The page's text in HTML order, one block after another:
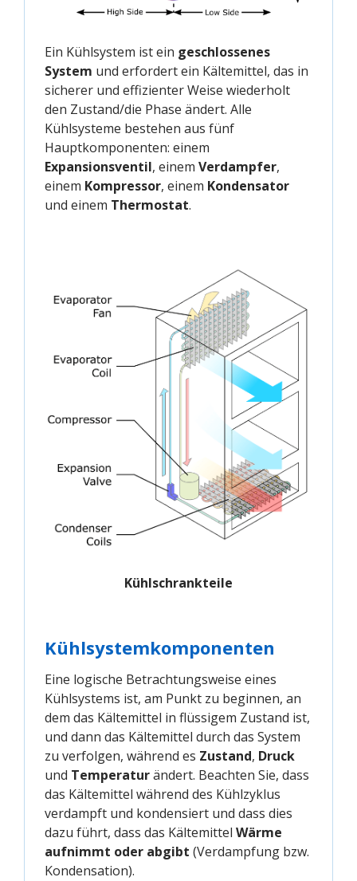
Ein Kühlsystem ist ein geschlossenes
System und erfordert ein Kältemittel, das in
sicherer und effizienter Weise wiederholt
den Zustand/die Phase ändert. Alle
Kühlsysteme bestehen aus fünf
Hauptkomponenten: einem
Expansionsventil, einem Verdampfer,
einem Kompressor, einem Kondensator
und einem Thermostat.
Kühlschrankteile
Kühlsystemkomponenten
Eine logische Betrachtungsweise eines
Kühlsystems ist, am Punkt zu beginnen, an
dem das Kältemittel in flüssigem Zustand ist,
und dann das Kältemittel durch das System
zu verfolgen, während es Zustand, Druck
und Temperaturändert. Beachten Sie, dass
das Kältemittel während des Kühlzyklus
verdampft und kondensiert und dass dies
dazu führt, dass das Kältemittel Wärme
aufnimmt oder abgibt (Verdampfung bzw.
Kondensation).